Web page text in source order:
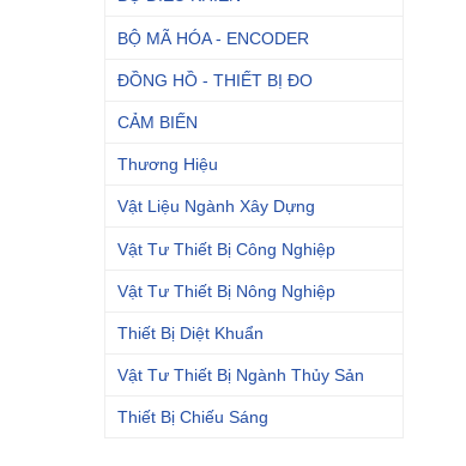
BỘ MÃ HÓA - ENCODER
ĐỒNG HỒ - THIẾT BỊ ĐO
CẢM BIẾN
Thương Hiệu
Vật Liệu Ngành Xây Dựng
Vật Tư Thiết Bị Công Nghiệp
Vật Tư Thiết Bị Nông Nghiệp
Thiết Bị Diệt Khuẩn
Vật Tư Thiết Bị Ngành Thủy Sản
Thiết Bị Chiếu Sáng